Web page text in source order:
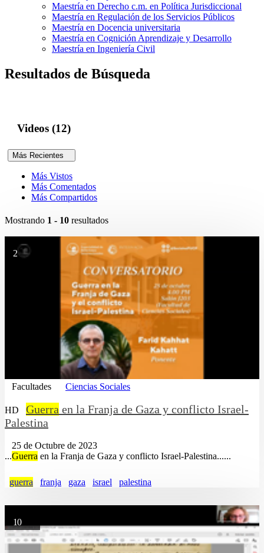
Maestría en Derecho c.m. en Política Jurisdiccional
Maestría en Regulación de los Servicios Públicos
Maestría en Docencia universitaria
Maestría en Cognición Aprendizaje y Desarrollo
Maestría en Ingeniería Civil
Resultados de Búsqueda
Videos (12)
Más Recientes
Más Vistos
Más Comentados
Más Compartidos
Mostrando 1 - 10 resultados
2
Facultades Ciencias Sociales
HD Guerra en la Franja de Gaza y conflicto Israel-
Palestina
25 de Octubre de 2023
...Guerra en la Franja de Gaza y conflicto Israel-Palestina......
guerra franja gaza israel palestina
10